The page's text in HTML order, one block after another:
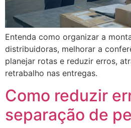
Entenda como organizar a
distribuidoras, melhorar a
planejar rotas e reduzir erros,
retrabalho nas entregas.
Como reduzir
separação de